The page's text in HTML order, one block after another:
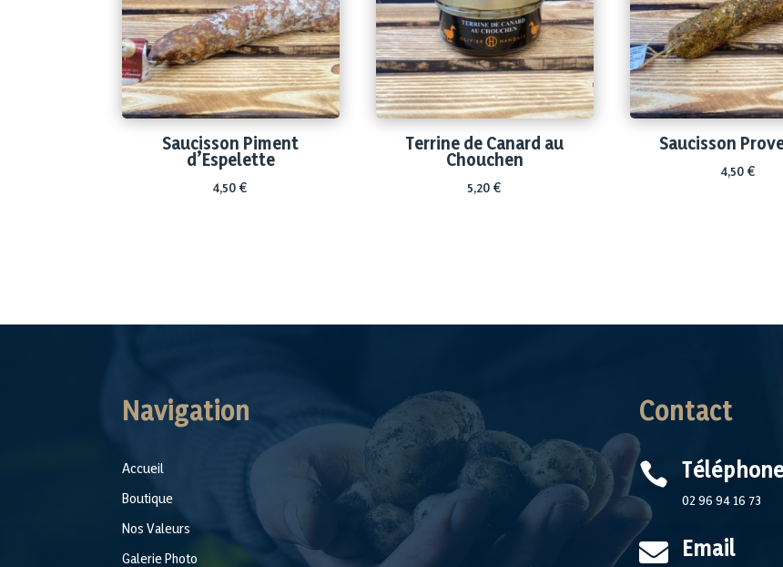
Saucisson Piment
d’Espelette
4,50€
Terrine de Canard au
Chouchen
5,20€
Saucisson
4,50€
Navigation
Accueil
Boutique
Nos Valeurs
Galerie Photo
Contact

02 96 94 16 73
 Email